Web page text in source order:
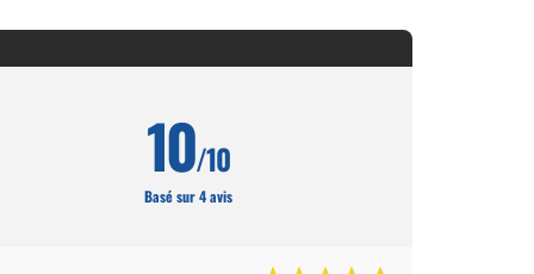
10/10
Basé sur 4 avis